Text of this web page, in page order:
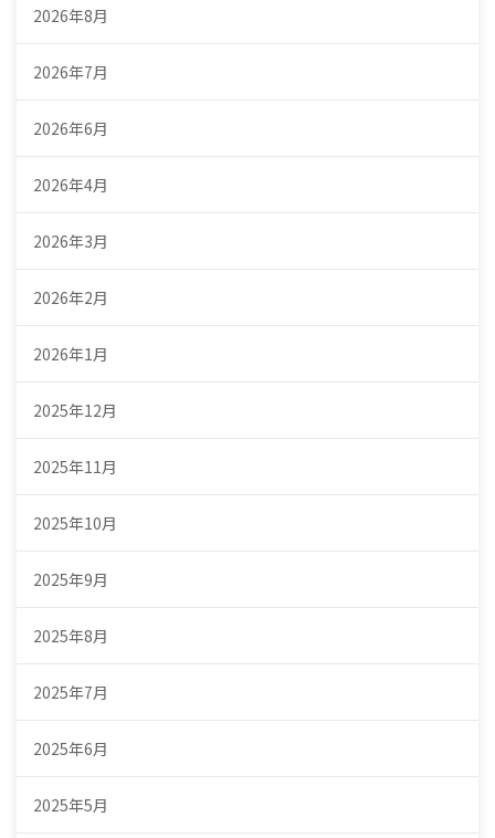
2026年8月
2026年7月
2026年6月
2026年4月
2026年3月
2026年2月
2026年1月
2025年12月
2025年11月
2025年10月
2025年9月
2025年8月
2025年7月
2025年6月
2025年5月